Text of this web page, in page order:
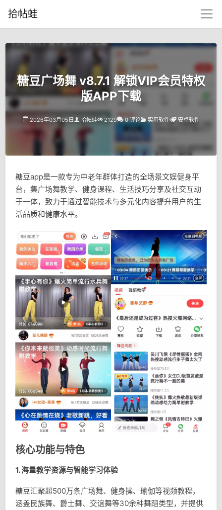
拾帖蛙
糖豆广场舞 v8.7.1 解锁VIP会员特权
版APP下载
2026年03月05日 拾帖蛙 2129 0 评论 实用软件 安卓软件
糖豆app是一款专为中老年群体打造的全场景文娱健身平
台，集广场舞教学、健身课程、生活技巧分享及社交互动
于一体，致力于通过智能技术与多元化内容提升用户的生
活品质和健康水平。
核心功能与特色
1.海量教学资源与智能学习体验
糖豆汇聚超500万条广场舞、健身操、瑜伽等视频教程，
涵盖民族舞、爵士舞、交谊舞等30余种舞蹈类型，并提供